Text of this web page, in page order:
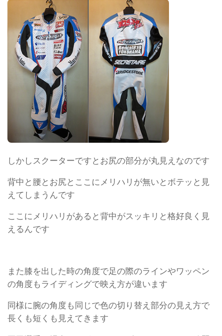
しかしスクーターですとお尻の部分が丸見えなのです
背中と腰とお尻とここにメリハリが無いとボテッと見
えてしまうんです
ここにメリハリがあると背中がスッキリと格好良く見
えるんです
また膝を出した時の角度で足の際のラインやワッペン
の角度もライディングで映え方が違います
同様に腕の角度も同じで色の切り替え部分の見え方で
長くも短くも見えてきます